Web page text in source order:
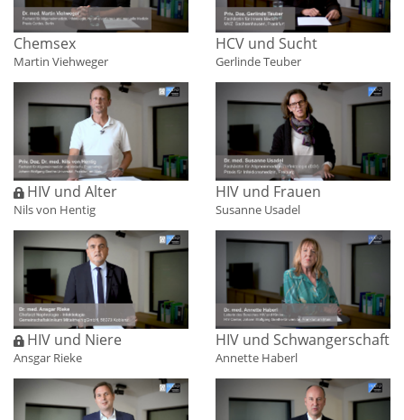
Chemsex
Martin Viehweger
HCV und Sucht
Gerlinde Teuber
HIV und Alter
Nils von Hentig
HIV und Frauen
Susanne Usadel
HIV und Niere
Ansgar Rieke
HIV und Schwanger­schaft
Annette Haberl